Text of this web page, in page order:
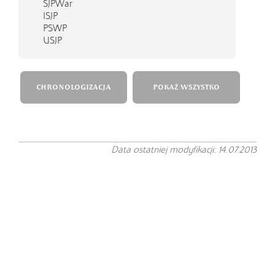
SJPWar
ISJP
PSWP
USJP
CHRONOLOGIZACJA POKAŻ WSZYSTKO
Data ostatniej modyfikacji: 14.07.2013